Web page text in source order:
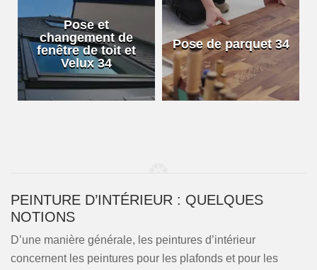
Pose et
changement de
fenêtre de toit et
Velux 34
Pose de parquet 34
PEINTURE D’INTÉRIEUR : QUELQUES
NOTIONS
D’une manière générale, les peintures d’intérieur
concernent les peintures pour les plafonds et pour les